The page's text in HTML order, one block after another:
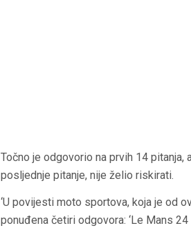
Točno je odgovorio na prvih 14
posljednje pitanje, nije želio riskirati.
‘U povijesti moto sportova, koja je od
ponuđena četiri odgovora: ‘Le Mans 24